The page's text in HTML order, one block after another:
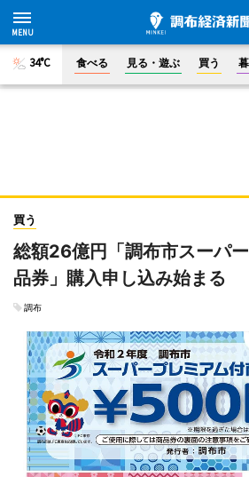
34°C 食べる 見る・遊ぶ 買う
買う
総額26億円「調布市スーパ
品券」購入申し込み始まる
調布